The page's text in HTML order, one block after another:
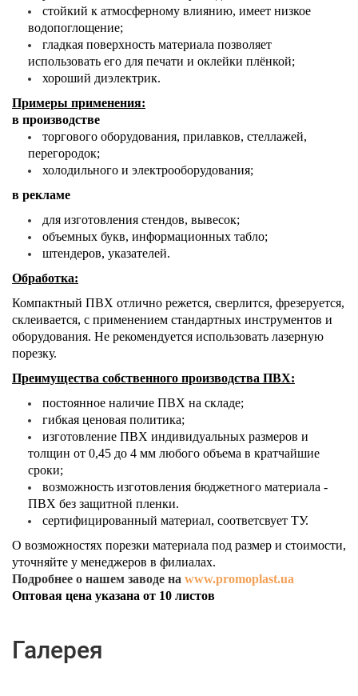
стойкий к атмосферному влиянию, имеет низкое
водопоглощение;
гладкая поверхность материала позволяет
использовать его для печати и оклейки плёнкой;
хороший диэлектрик.
Примеры применения:
в производстве
торгового оборудования, прилавков, стеллажей,
перегородок;
холодильного и электрооборудования;
в рекламе
для изготовления стендов, вывесок;
объемных букв, информационных табло;
штендеров, указателей.
Обработка:
Компактный ПВХ отлично режется, сверлится, фрезеруется,
склеивается, с применением стандартных инструментов и
оборудования. Не рекомендуется использовать лазерную
порезку.
Преимущества собственного производства ПВХ:
постоянное наличие ПВХ на складе;
гибкая ценовая политика;
изготовление ПВХ индивидуальных размеров и
толщин от 0,45 до 4 мм любого объема в кратчайшие
сроки;
возможность изготовления бюджетного материала -
ПВХ без защитной пленки.
сертифицированный материал, соответсвует ТУ.
О возможностях порезки материала под размер и стоимости,
уточняйте у менеджеров в филиалах.
Подробнее о нашем заводе на www.promoplast.ua
​Оптовая цена указана от 10 листов
Галерея